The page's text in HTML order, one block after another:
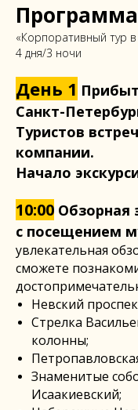
«Корпоративный тур
4 дня/3 ночи
День 1
Санкт-
Туристов
компании.
Начало
10:00 Обзорная
с посещением
увлекательная
сможете
Невский
Стрелка
колонны;
Знаменитые
Исаакиевский;